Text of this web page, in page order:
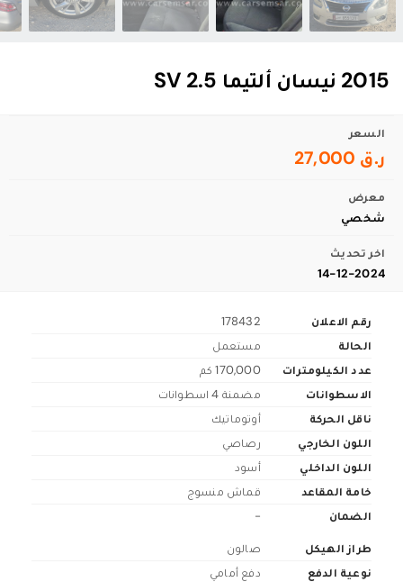
2015 نيسان ألتيما 2.5 SV
السعر
ر.ق 27,000
معرض
شخصي
اخر تحديث
14-12-2024
رقم الاعلان
178432
الحالة
مستعمل
عدد الكيلومترات
170,000 كم
الاسطوانات
مضمنة 4 اسطوانات
ناقل الحركة
أوتوماتيك
اللون الخارجي
رصاصي
اللون الداخلي
أسود
خامة المقاعد
قماش منسوج
الضمان
-
طراز الهيكل
صالون
نوعية الدفع
دفع أمامي